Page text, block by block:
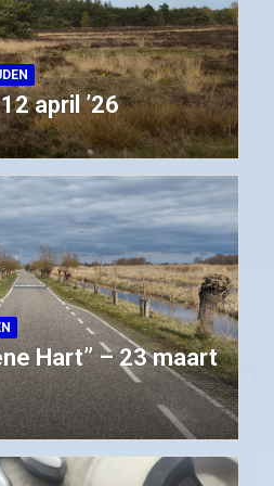
april ’26
Hart” – 23 maart